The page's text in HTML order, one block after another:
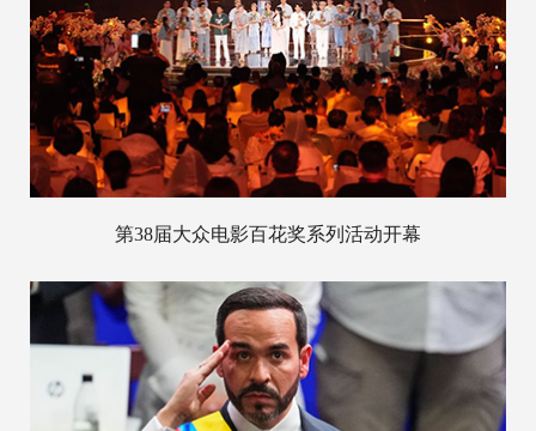
第38届大众电影百花奖系列活动开幕